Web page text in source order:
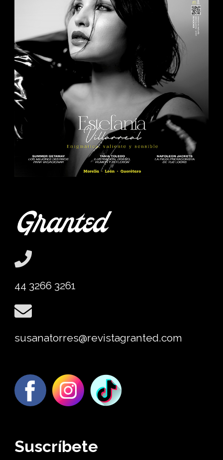
44 3266 3261
susanatorres@revistagranted.com
Suscríbete